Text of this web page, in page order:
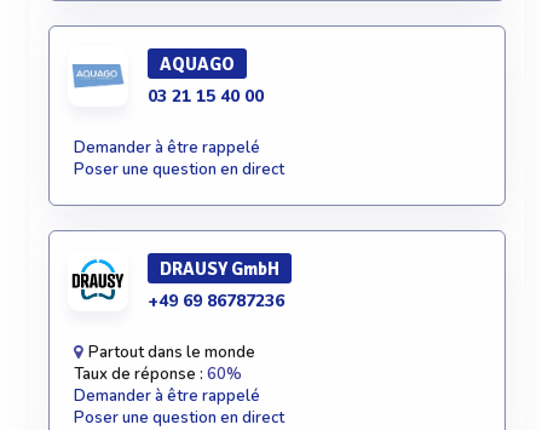
AQUAGO
03 21 15 40 00
Demander à être rappelé
Poser une question en direct
DRAUSY GmbH
+49 69 86787236
Partout dans le monde
Taux de réponse : 60%
Demander à être rappelé
Poser une question en direct